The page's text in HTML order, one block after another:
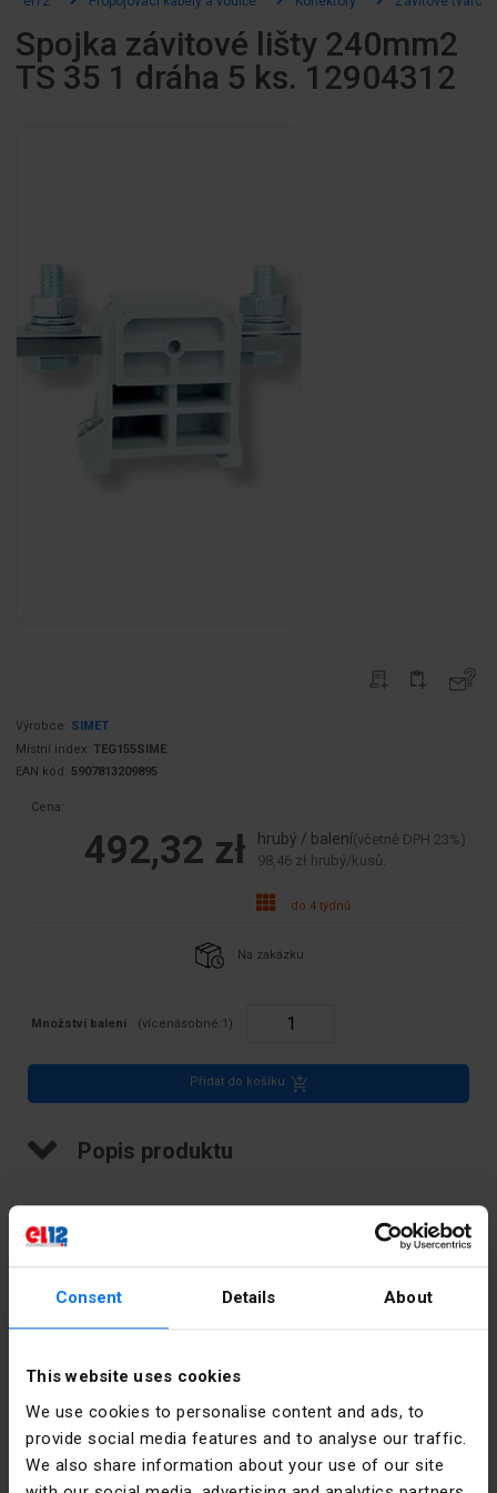
Consent Details About
This website uses cookies
We use cookies to personalise content and ads, to
provide social media features and to analyse our traffic.
We also share information about your use of our site
Spojka závitové lišty 240mm2
TS 35 1 dráha 5 ks. 12904312
Výrobce: SIMET
Místní index: TEG155SIME
EAN kód: 5907813209895
Cena:
492,32 zł hrubý / balení(včetně DPH 23%)
98,46 zł hrubý/kusů.
do 4 týdnů
Na zakázku
Množství balení (vícenásobné:1 )
Přidat do košíku
Popis produktu
Závitová lišta, 240, 0 mm2, TS 35, 1 dráha
Barva Šedá
Jmenovitý
proud [A]